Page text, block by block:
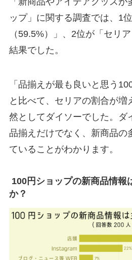
ップ」に関する調査では、1
（59.5%）」、2位が「セリ
結果でした。
「品揃えが最も良いと思う
と比べて、セリアの割合が増
然としてダイソーでした。ダ
品揃えだけでなく、新商品の
ていることがわかります。
100円ショップの新商品情報
か？